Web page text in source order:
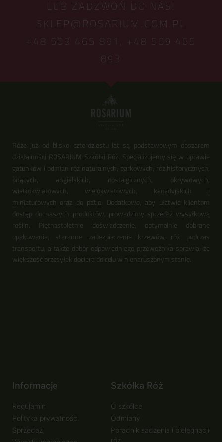
LUB ZADZWOŃ DO NAS!
SKLEP@ROSARIUM.COM.PL
+48 509 465 891,
+48 509 465
893
Róże już od blisko czterdziestu lat są podstawowym obszarem
działalności ROSARIUM Szkółki Róż. Specjalizujemy się w uprawie
gatunków i odmian róż naturalnych, parkowych, róż historycznych,
pnących, angielskich, nostalgicznych, okrywowych,
wielkokwiatowych, wielokwiatowych, kanadyjskich i
miniaturowych oraz do patio. Dodatkowo, aby ułatwić klientom
dostęp do naszych produktów, prowadzimy sprzedaż wysyłkową
roślin. Piętnastoletnie doświadczenie, optymalnie dobrane
opakowania, staranne zabezpieczenie krzewów róż podczas
transportu, a także dobór odpowiedniego przewoźnika sprawia, że
większość przesyłek dociera do celu w nienaruszonym stanie.
Informacje
Regulamin
Polityka prywatności
Sprzedaż
Szkółka Róż
O szkółce
Odmiany
Poradnik sadzenia i pielęgnacji
róż